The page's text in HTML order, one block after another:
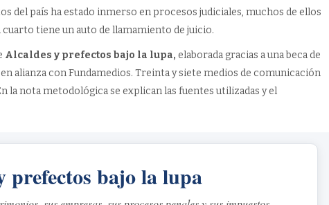
del país ha estado inmerso en procesos judiciales, muchos de ellos
tiene un auto de llamamiento de juicio.
Alcaldes y prefectos bajo la lupa, elaborada gracias a una beca de
alianza con Fundamedios. Treinta y siete medios de comunicación
la nota metodológica se explican las fuentes utilizadas y el